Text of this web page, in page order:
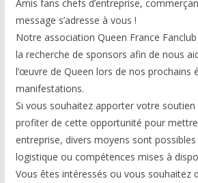
Amis fans chefs d’entreprise,
message s’adresse à vous !
Notre association Queen France
la recherche de sponsors afin de nous
l’œuvre de Queen lors de nos prochains
manifestations.
Si vous souhaitez apporter votre
profiter de cette opportunité pour
entreprise, divers moyens sont
logistique ou compétences mises à disp
Vous êtes intéressés ou vous souhaitez